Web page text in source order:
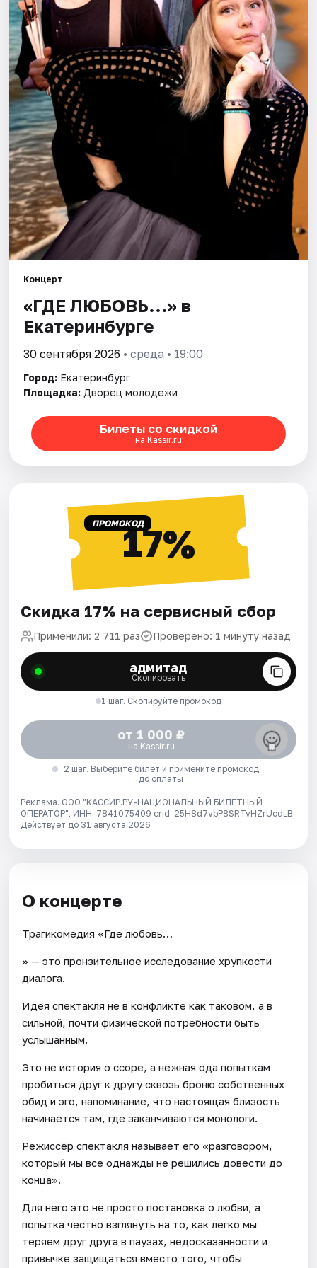
Города
Площадки
Артисты
Рейтинги
Концерт
«ГДЕ ЛЮБОВЬ...» в
Екатеринбурге
30 сентября 2026 • среда • 19:00
Город: Екатеринбург
Площадка: Дворец молодежи
Билеты со скидкой
на Kassir.ru
ПРОМОКОД17%
Скидка 17% на сервисный сбор
Применили: 2 711 раз Проверено: 1 минуту назад
адмитад
Скопировать
1 шаг. Скопируйте промокод
от 1 000 ₽
на Kassir.ru
2 шаг. Выберите билет и примените промокод
до оплаты
Реклама. ООО "КАССИР.РУ-НАЦИОНАЛЬНЫЙ БИЛЕТНЫЙ
ОПЕРАТОР", ИНН: 7841075409 erid: 25H8d7vbP8SRTvHZrUcdLB.
Действует до 31 августа 2026
О концерте
Трагикомедия «Где любовь…
» — это пронзительное исследование хрупкости
диалога.
Идея спектакля не в конфликте как таковом, а в
сильной, почти физической потребности быть
услышанным.
Это не история о ссоре, а нежная ода попыткам
пробиться друг к другу сквозь броню собственных
обид и эго, напоминание, что настоящая близость
начинается там, где заканчиваются монологи.
Режиссёр спектакля называет его «разговором,
который мы все однажды не решились довести до
конца».
Для него это не просто постановка о любви, а
попытка честно взглянуть на то, как легко мы
теряем друг друга в паузах, недосказанности и
привычке защищаться вместо того, чтобы